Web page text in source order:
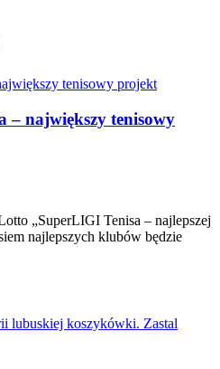
– największy tenisowy
„SuperLIGI Tenisa – najlepszej
najlepszych klubów będzie